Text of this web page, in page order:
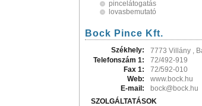
pincelátogatás
lovasbemutató
Bock Pince Kft.
Székhely:
7773 Villány ,
Telefonszám 1:
72/492-919
Fax 1:
72/592-010
Web:
www.bock.hu
E-mail:
bock@bock.hu
SZOLGÁLTATÁSOK